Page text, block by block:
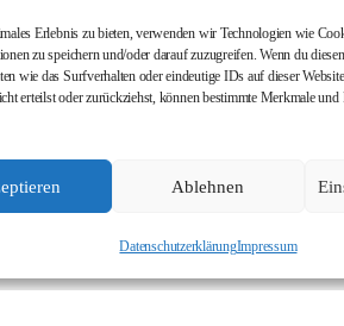
Erlebnis zu bieten, verwenden wir Technologien wie
zu speichern und/oder darauf zuzugreifen. Wenn du
wie das Surfverhalten oder eindeutige IDs auf dieser
erteilst oder zurückziehst, können bestimmte Merkmale und
Ablehnen
DatenschutzerklärungImpressum